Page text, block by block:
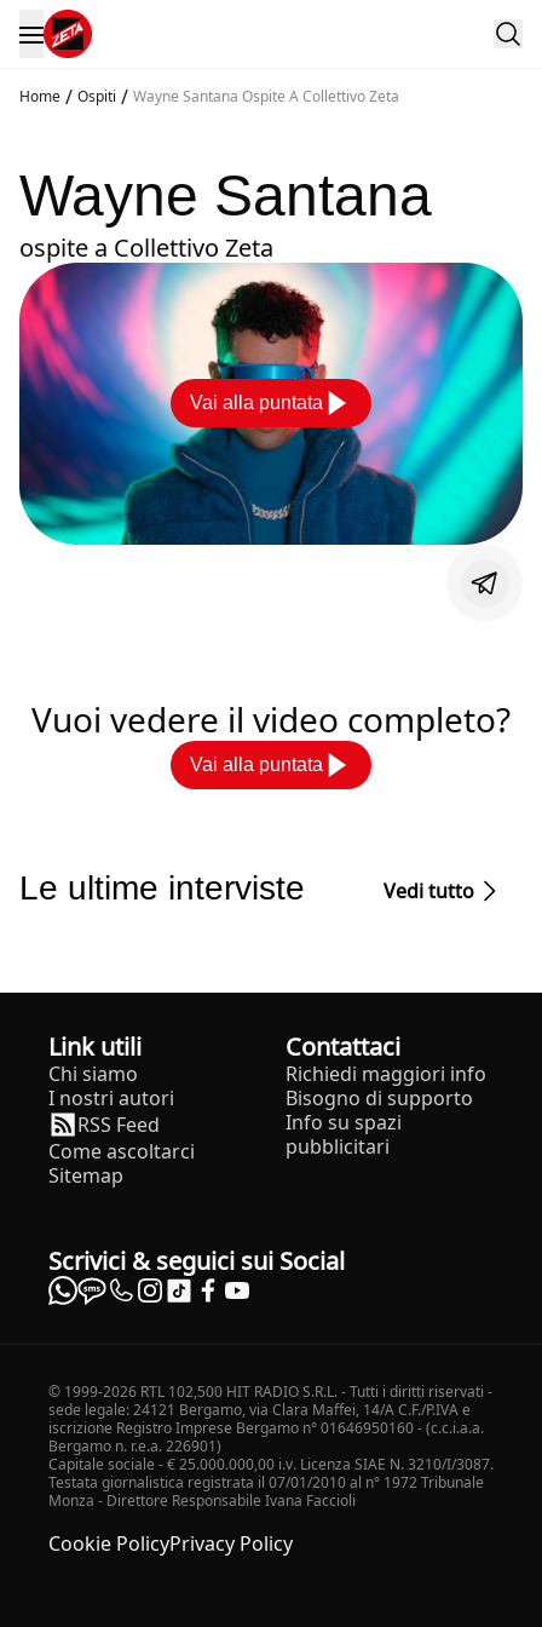
Home / Ospiti / Wayne Santana Ospite A Collettivo Zeta
Wayne Santana
ospite a Collettivo Zeta
Vai alla puntata
Vuoi vedere il video completo?
Vai alla puntata
Le ultime interviste Vedi tutto
Link utili
Chi siamo
I nostri autori
RSS Feed
Come ascoltarci
Sitemap
Contattaci
Richiedi maggiori info
Bisogno di supporto
Info su spazi
pubblicitari
Scrivici & seguici sui Social
© 1999-2026 RTL 102,500 HIT RADIO S.R.L. - Tutti i diritti riservati -
sede legale: 24121 Bergamo, via Clara Maffei, 14/A C.F./P.IVA e
iscrizione Registro Imprese Bergamo n° 01646950160 - (c.c.i.a.a.
Bergamo n. r.e.a. 226901)
Capitale sociale - € 25.000.000,00 i.v. Licenza SIAE N. 3210/I/3087.
Testata giornalistica registrata il 07/01/2010 al n° 1972 Tribunale
Monza - Direttore Responsabile Ivana Faccioli
Cookie PolicyPrivacy Policy